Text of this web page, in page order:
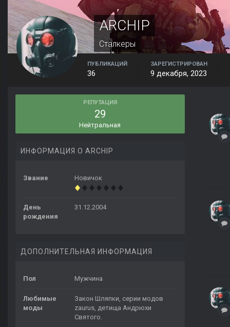
ARCHIP
Сталкеры
ПУБЛИКАЦИЙ
36
ЗАРЕГИСТРИРОВАН
9 декабря, 2023
РЕПУТАЦИЯ
29
Нейтральная
ИНФОРМАЦИЯ О ARCHIP
Звание Новичок
День
рождения
31.12.2004
ДОПОЛНИТЕЛЬНАЯ ИНФОРМАЦИЯ
Пол Мужчина
Любимые
моды
Закон Шляпки, серии модов
zaurus, детища Андрюхи
Святого.